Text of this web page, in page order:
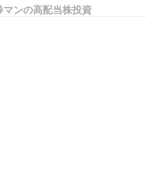
で売られていた高配当株は反
柄も多いですので、4月から続い
マンの高配当株投資